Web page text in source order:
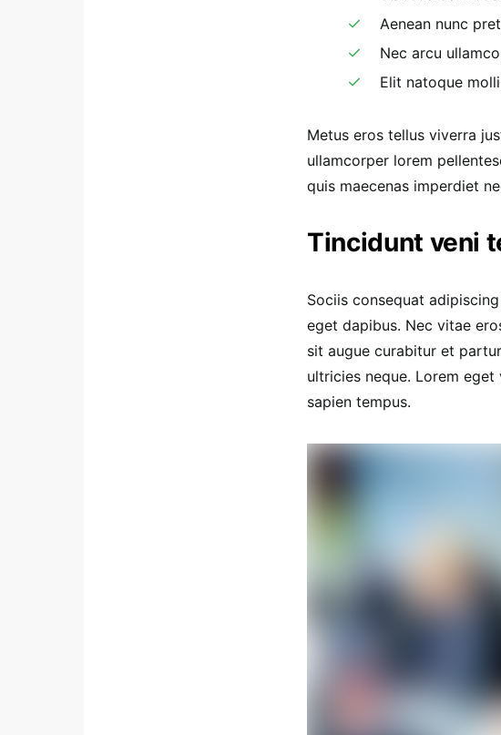
Aenean nunc
Nec arcu
Elit natoque
Metus eros tellus viverra
ullamcorper lorem
quis maecenas imperdiet
Tincidunt veni
Sociis consequat
eget dapibus. Nec vitae
sit augue curabitur et
ultricies neque. Lorem
sapien tempus.